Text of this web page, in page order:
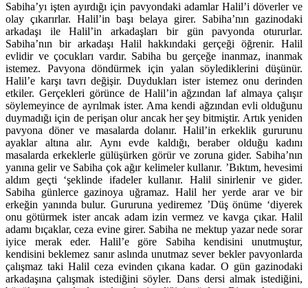
Sabiha’yı işten ayırdığı için pavyondaki adamlar Halil’i döverler ve
olay çıkarırlar. Halil’in başı belaya girer. Sabiha’nın gazinodaki
arkadaşı ile Halil’in arkadaşları bir gün pavyonda otururlar.
Sabiha’nın bir arkadaşı Halil hakkındaki gerçeği öğrenir. Halil
evlidir ve çocukları vardır. Sabiha bu gerçeğe inanmaz, inanmak
istemez. Pavyona döndürmek için yalan söylediklerini düşünür.
Halil’e karşı tavrı değişir. Duydukları ister istemez onu derinden
etkiler. Gerçekleri görünce de Halil’in ağzından laf almaya çalışır
söylemeyince de ayrılmak ister. Ama kendi ağzından evli olduğunu
duymadığı için de perişan olur ancak her şey bitmiştir. Artık yeniden
pavyona döner ve masalarda dolanır. Halil’in erkeklik gururunu
ayaklar altına alır. Aynı evde kaldığı, beraber olduğu kadını
masalarda erkeklerle gülüşürken görür ve zoruna gider. Sabiha’nın
yanına gelir ve Sabiha çok ağır kelimeler kullanır. ’Bıktım, hevesimi
aldım geçti ‘şeklinde ifadeler kullanır. Halil sinirlenir ve gider.
Sabiha günlerce gazinoya uğramaz. Halil her yerde arar ve bir
erkeğin yanında bulur. Gururuna yediremez ’Düş önüme ‘diyerek
onu götürmek ister ancak adam izin vermez ve kavga çıkar. Halil
adamı bıçaklar, ceza evine girer. Sabiha ne mektup yazar nede sorar
iyice merak eder. Halil’e göre Sabiha kendisini unutmuştur,
kendisini beklemez sanır aslında unutmaz sever bekler pavyonlarda
çalışmaz taki Halil ceza evinden çıkana kadar. O gün gazinodaki
arkadaşına çalışmak istediğini söyler. Dans dersi almak istediğini,